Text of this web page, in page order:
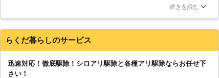
まな害虫・害獣駆除にご対応】 シロ
で、どこに連絡すればよいか分からず生活110番をにらめっこ
たので安心してお願いする事が出来ました！実際の作業では、
時間もさほど掛からず、駆除だけでなく予防対策もして頂けた
千葉県
続きを読む
らくだ暮らしのサービス
迅速対応！徹底駆除！シロアリ駆除と各種アリ駆除ならお任せ下
さい！